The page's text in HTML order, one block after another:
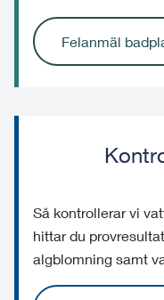
Felanmäl
Så kontrollerar vi
hittar du
algblomning samt